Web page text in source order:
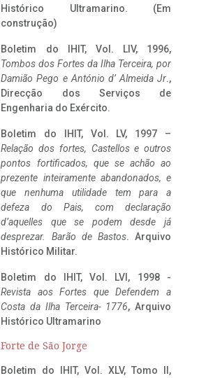
Histórico Ultramarino. (Em
construção)
Boletim do IHIT, Vol. LIV, 1996,
Tombos dos Fortes da Ilha Terceira, por
Damião Pego e António d’ Almeida Jr.,
Direcção dos Serviços de
Engenharia do Exército.
Boletim do IHIT, Vol. LV, 1997 –
Relação dos fortes, Castellos e outros
pontos fortificados, que se achão ao
prezente inteiramente abandonados, e
que nenhuma utilidade tem para a
defeza do Pais, com declaração
d’aquelles que se podem desde já
desprezar. Barão de Bastos. Arquivo
Histórico Militar.
Boletim do IHIT, Vol. LVI, 1998 -
Revista aos Fortes que Defendem a
Costa da Ilha Terceira- 1776, Arquivo
Histórico Ultramarino
Forte de São Jorge
Boletim do IHIT, Vol. XLV, Tomo II,